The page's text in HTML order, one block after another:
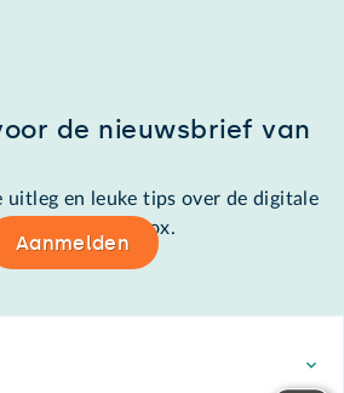
de nieuwsbrief van
uitleg en leuke tips over de digitale
in de mailbox.
Aanmelden